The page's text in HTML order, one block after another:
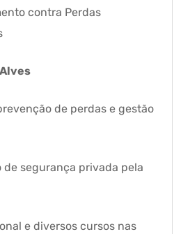
contra Perdas
de perdas e gestão
de segurança privada pela
e diversos cursos nas